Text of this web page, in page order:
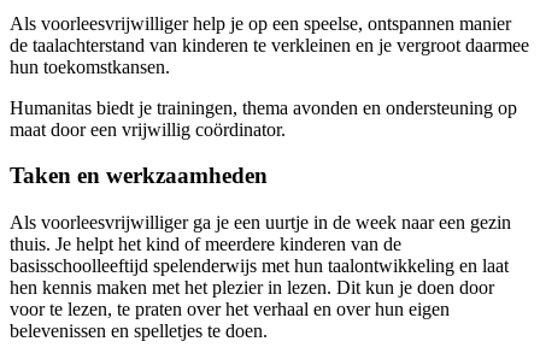
Als voorleesvrijwilliger help je op een speelse, ontspannen manier
de taalachterstand van kinderen te verkleinen en je vergroot daarmee
hun toekomstkansen.
Humanitas biedt je trainingen, thema avonden en ondersteuning op
maat door een vrijwillig coördinator.
Taken en werkzaamheden
Als voorleesvrijwilliger ga je een uurtje in de week naar een gezin
thuis. Je helpt het kind of meerdere kinderen van de
basisschoolleeftijd spelenderwijs met hun taalontwikkeling en laat
hen kennis maken met het plezier in lezen. Dit kun je doen door
voor te lezen, te praten over het verhaal en over hun eigen
belevenissen en spelletjes te doen.